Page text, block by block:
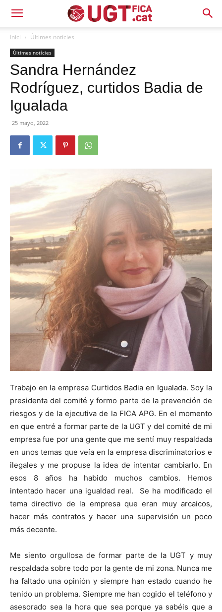
Inici Últimes notícies
Últimes notícies
Sandra Hernández
Rodríguez, curtidos Badia de
Igualada
25 mayo, 2022
Trabajo en la empresa Curtidos Badia en Igualada. Soy la
presidenta del comité y formo parte de la prevención de
riesgos y de la ejecutiva de la FICA APG. En el momento
en que entré a formar parte de la UGT y del comité de mi
empresa fue por una gente que me sentí muy respaldada
en unos temas que veía en la empresa discriminatorios e
ilegales y me propuse la idea de intentar cambiarlo. En
esos 8 años ha habido muchos cambios. Hemos
intentado hacer una igualdad real. Se ha modificado el
tema directivo de la empresa que eran muy arcaicos,
hacer más contratos y hacer una supervisión un poco
más decente.
Me siento orgullosa de formar parte de la UGT y muy
respaldada sobre todo por la gente de mi zona. Nunca me
ha faltado una opinión y siempre han estado cuando he
tenido un problema. Siempre me han cogido el teléfono y
asesorado sea la hora que sea porque ya sabéis que a